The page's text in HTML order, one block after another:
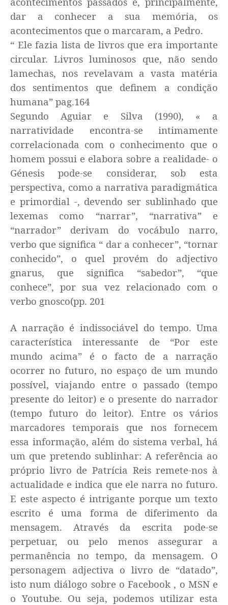
dar a conhecer a sua memória, os
acontecimentos que o marcaram, a Pedro.
“ Ele fazia lista de livros que era importante
circular. Livros luminosos que, não sendo
lamechas, nos revelavam a vasta matéria
dos sentimentos que definem a condição
humana” pag.164
Segundo Aguiar e Silva (1990), « a
narratividade encontra-se intimamente
correlacionada com o conhecimento que o
homem possui e elabora sobre a realidade- o
Génesis pode-se considerar, sob esta
perspectiva, como a narrativa paradigmática
e primordial -, devendo ser sublinhado que
lexemas como “narrar”, “narrativa” e
“narrador” derivam do vocábulo narro,
verbo que significa “ dar a conhecer”, “tornar
conhecido”, o quel provém do adjectivo
gnarus, que significa “sabedor”, “que
conhece”, por sua vez relacionado com o
verbo gnosco(pp. 201
A narração é indissociável do tempo. Uma
característica interessante de “Por este
mundo acima” é o facto de a narração
ocorrer no futuro, no espaço de um mundo
possível, viajando entre o passado (tempo
presente do leitor) e o presente do narrador
(tempo futuro do leitor). Entre os vários
marcadores temporais que nos fornecem
essa informação, além do sistema verbal, há
um que pretendo sublinhar: A referência ao
próprio livro de Patrícia Reis remete-nos à
actualidade e indica que ele narra no futuro.
E este aspecto é intrigante porque um texto
escrito é uma forma de diferimento da
mensagem. Através da escrita pode-se
perpetuar, ou pelo menos assegurar a
permanência no tempo, da mensagem. O
personagem adjectiva o livro de “datado”,
isto num diálogo sobre o Facebook , o MSN e
o Youtube. Ou seja, podemos utilizar esta